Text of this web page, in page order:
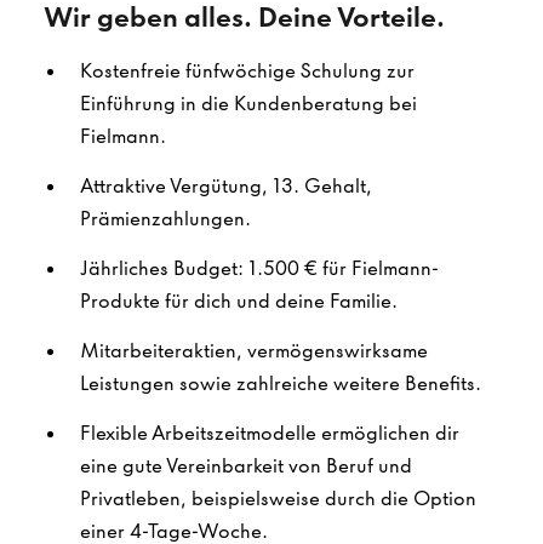
Wir geben alles. Deine Vorteile.
Kostenfreie fünfwöchige Schulung zur
Einführung in die Kundenberatung bei
Fielmann.
Attraktive Vergütung, 13. Gehalt,
Prämienzahlungen.
Jährliches Budget: 1.500 € für Fielmann-
Produkte für dich und deine Familie.
Mitarbeiteraktien, vermögenswirksame
Leistungen sowie zahlreiche weitere Benefits.
Flexible Arbeitszeitmodelle ermöglichen dir
eine gute Vereinbarkeit von Beruf und
Privatleben, beispielsweise durch die Option
einer 4-Tage-Woche.